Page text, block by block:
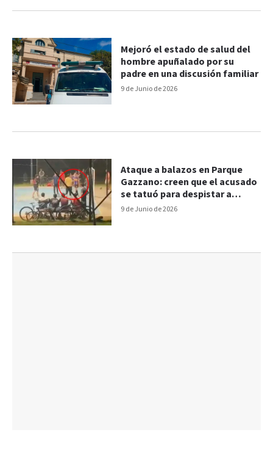
9 de Junio de 2026
Mejoró el estado de salud del
hombre apuñalado por su
padre en una discusión familiar
9 de Junio de 2026
Ataque a balazos en Parque
Gazzano: creen que el acusado
se tatuó para despistar a
testigos